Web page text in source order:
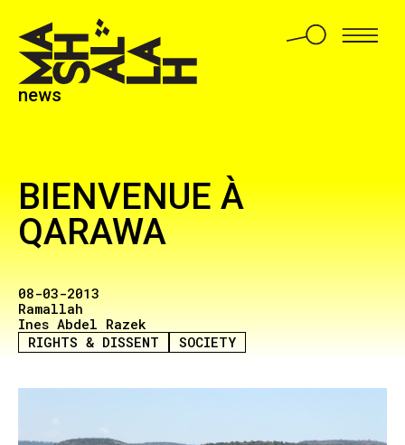
news
BIENVENUE À
QARAWA
08-03-2013
Ramallah
Ines Abdel Razek
RIGHTS & DISSENT
SOCIETY